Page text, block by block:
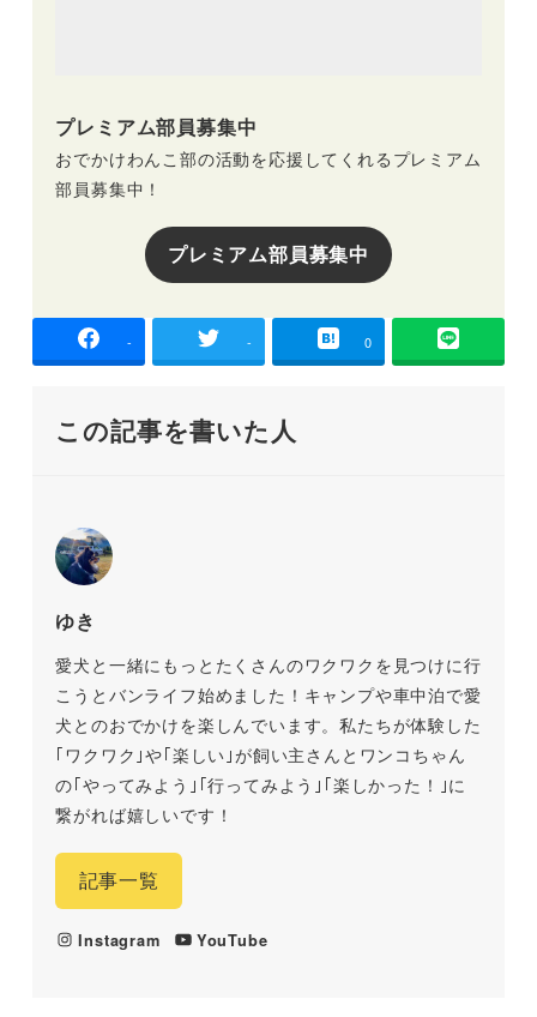
プレミアム部員募集中
おでかけわんこ部の活動を応援してくれるプレミアム
部員募集中！
プレミアム部員募集中
- - 0
この記事を書いた人
ゆき
愛犬と一緒にもっとたくさんのワクワクを見つけに行
こうとバンライフ始めました！キャンプや車中泊で愛
犬とのおでかけを楽しんでいます。私たちが体験した
｢ワクワク｣や｢楽しい｣が飼い主さんとワンコちゃん
の｢やってみよう｣｢行ってみよう｣｢楽しかった！｣に
繋がれば嬉しいです！
記事一覧
Instagram YouTube